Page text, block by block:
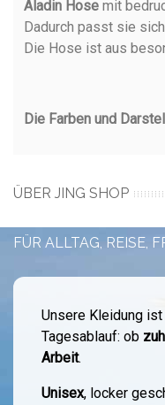
Aladin Hose mit
Dadurch passt sie
Die Hose ist aus
Die Farben und
ÜBER JING SHOP
FÜR ALLTAG, REISE,
Unsere Kleidung
Tagesablauf: ob
Arbeit.
Unisex, locker